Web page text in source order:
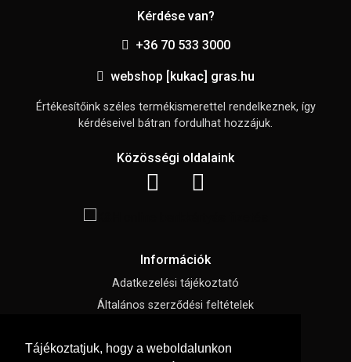
Tájékoztatjuk, hogy a weboldalunkon
Kérdése van?
+36 70 533 3000
webshop [kukac] gras.hu
Értékesítőink széles termékismerettel rendelkeznek, így
kérdéseivel bátran fordulhat hozzájuk.
Közösségi oldalaink
Információk
Adatkezelési tájékoztató
Általános szerződési feltételek
Süti beállítások